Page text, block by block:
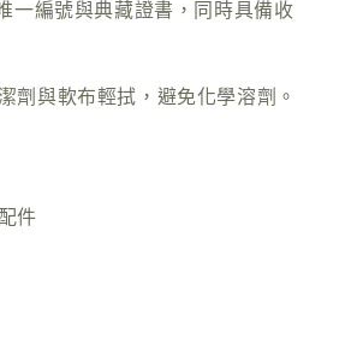
編號與典藏證書，同時具備收
劑與軟布輕拭，避免化學溶劑。
件